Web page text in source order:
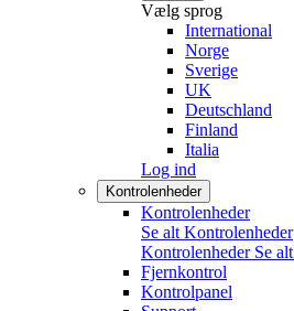
Vælg sprog
International
Norge
Sverige
UK
Deutschland
Finland
Italia
Log ind
Kontrolenheder
Kontrolenheder
Se alt Kontrolenheder
Kontrolenheder Se alt
Fjernkontrol
Kontrolpanel